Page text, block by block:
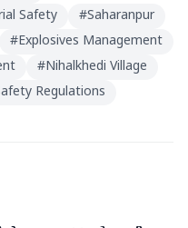
Safety #Saharanpur
#Explosives Management
#Nihalkhedi Village
Regulations